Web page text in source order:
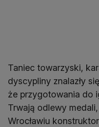
Taniec towarzyski,
dyscypliny znalazły
że przygotowania do
Trwają odlewy
Wrocławiu